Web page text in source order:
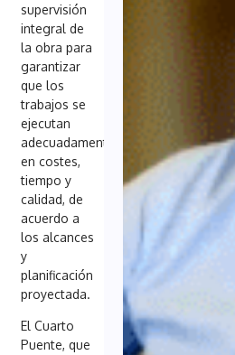
supervisión
integral de
la obra para
garantizar
que los
trabajos se
ejecutan
adecuadamente
en costes,
tiempo y
calidad, de
acuerdo a
los alcances
y
planificación
proyectada.
El Cuarto
Puente, que